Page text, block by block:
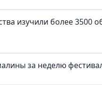
изучили более 3500
за неделю